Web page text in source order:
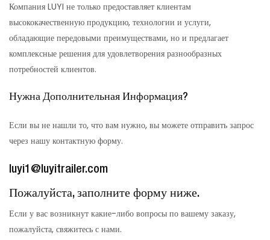
Компания LUYI не только предоставляет клиентам
высококачественную продукцию, технологии и услуги,
обладающие передовыми преимуществами, но и предлагает
комплексные решения для удовлетворения разнообразных
потребностей клиентов.
Нужна Дополнительная Информация?
Если вы не нашли то, что вам нужно, вы можете отправить запрос
через нашу контактную форму.
luyi1@luyitrailer.com
Пожалуйста, заполните форму ниже.
Если у вас возникнут какие-либо вопросы по вашему заказу,
пожалуйста, свяжитесь с нами.